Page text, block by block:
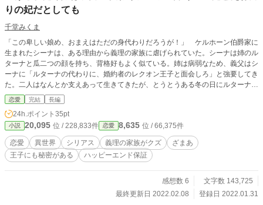
りの妃だとしても
千堂みくま
「この卑しい娘め、おまえはただの身代わりだろうが！」 ケルホーン伯爵家に
生まれたシーナは、ある理由から義理の家族に虐げられていた。シーナは姉のル
ターナと瓜二つの顔を持ち、背格好もよく似ている。姉は病弱なため、義父はシ
ーナに「ルターナの代わりに、婚約者のレクオン王子と面会しろ」と強要してき
た。二人はなんとか支えあって生きてきたが、とうとうある冬の日にルターナは
帰らぬ人となってしまう。「このお金を持って、逃げて――」ルターナは最後の
力で屋敷から妹を逃がし、シーナは名前を捨てて別人として暮らしはじめたが、
レクオン王子が迎えにやってきて……。○第15回恋愛小説大賞に参加していま
す。もしよろしければ応援お願いいたします。
恋愛 完結 長編
24h.ポイント 35pt
小説 20,095 位 / 228,833件 恋愛 8,635 位 / 66,375件
恋愛 異世界 シリアス 義理の家族がクズ
ざまあ
王子にも秘密がある
ハッピーエンド保証
感想数 6
文字数 143,725
最終更新日 2022.02.08
登録日 2022.01.31